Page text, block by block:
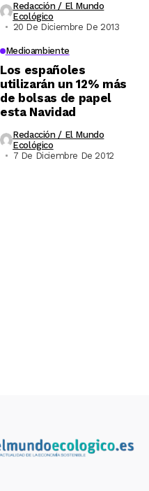
Redacción / El Mundo
Ecológico
20 De Diciembre De 2013
Medioambiente
Los españoles
utilizarán un 12% más
de bolsas de papel
esta Navidad
Redacción / El Mundo
Ecológico
7 De Diciembre De 2012